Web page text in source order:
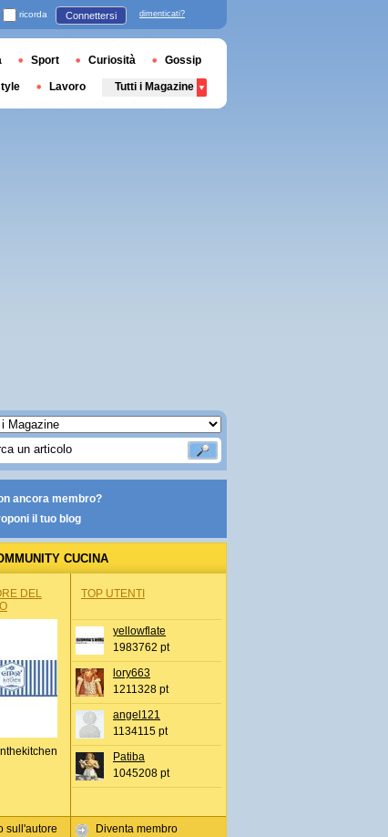
ancora membro?
il tuo blog
CUCINA
DEL
sull'autore
TOP UTENTI
yellowflate
1983762 pt
lory663
1211328 pt
angel121
1134115 pt
Patiba
1045208 pt
Diventa membro
ricorda Connettersi dimenticati?
Sport Curiosità Gossip
Lavoro Tutti i Magazine